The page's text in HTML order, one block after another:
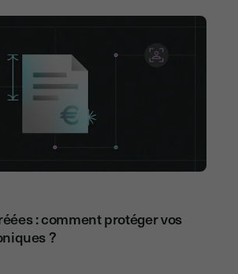
: comment protéger vos
?